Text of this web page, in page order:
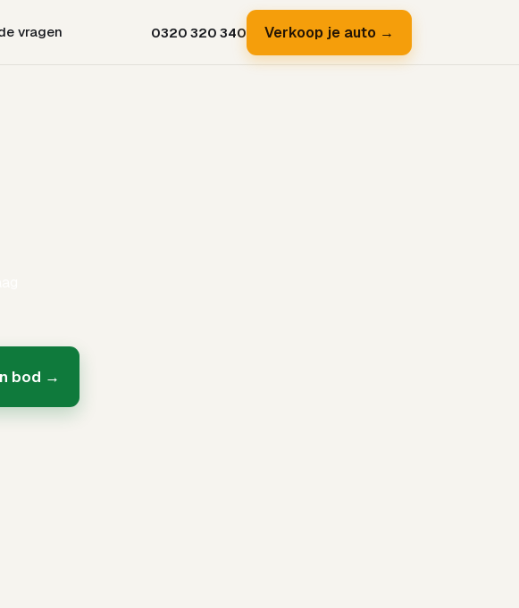
vragen 0320 320 340 Verkoop je auto →
bod →